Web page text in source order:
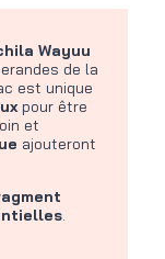
Wayuu
de la
est unique
pour être
et
ajouteront
.